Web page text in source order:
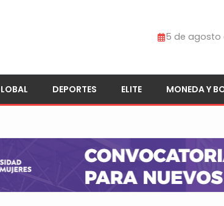
5 de agosto
DEPORTES ELITE MONEDA Y